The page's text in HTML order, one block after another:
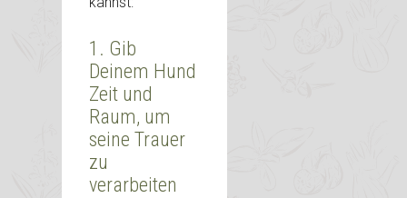
1. Gib
Deinem Hund
Zeit und
Raum, um
seine Trauer
zu
verarbeiten